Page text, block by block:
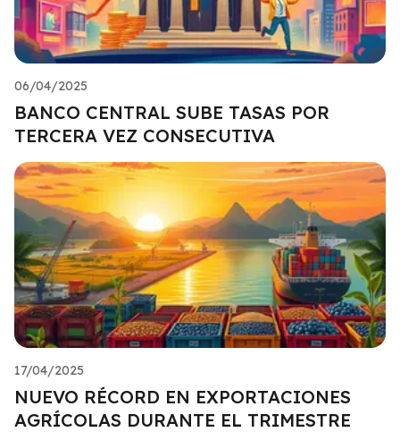
06/04/2025
BANCO CENTRAL SUBE TASAS POR
TERCERA VEZ CONSECUTIVA
17/04/2025
NUEVO RÉCORD EN EXPORTACIONES
AGRÍCOLAS DURANTE EL TRIMESTRE